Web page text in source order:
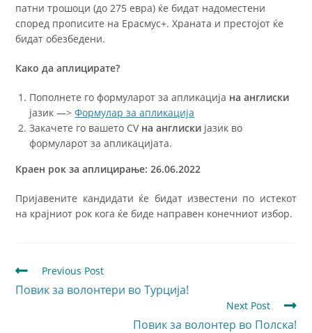
патни трошоци (до 275 евра) ќе бидат надоместени
според прописите на Ерасмус+. Храната и престојот ќе
бидат обезбедени.
Како да аплицирате?
Пополнете го формуларот за апликација на англиски
јазик —>Формулар за апликација
Закачете го вашето CV на англиски јазик во
формуларот за апликацијата.
Краен рок за аплицирање:26.06.2022
Пријавените кандидати ќе бидат известени по истекот
на крајниот рок кога ќе биде направен конечниот избор.
Previous Post
Повик за волонтери во Турција!
Next Post
Повик за волонтер во Полска!